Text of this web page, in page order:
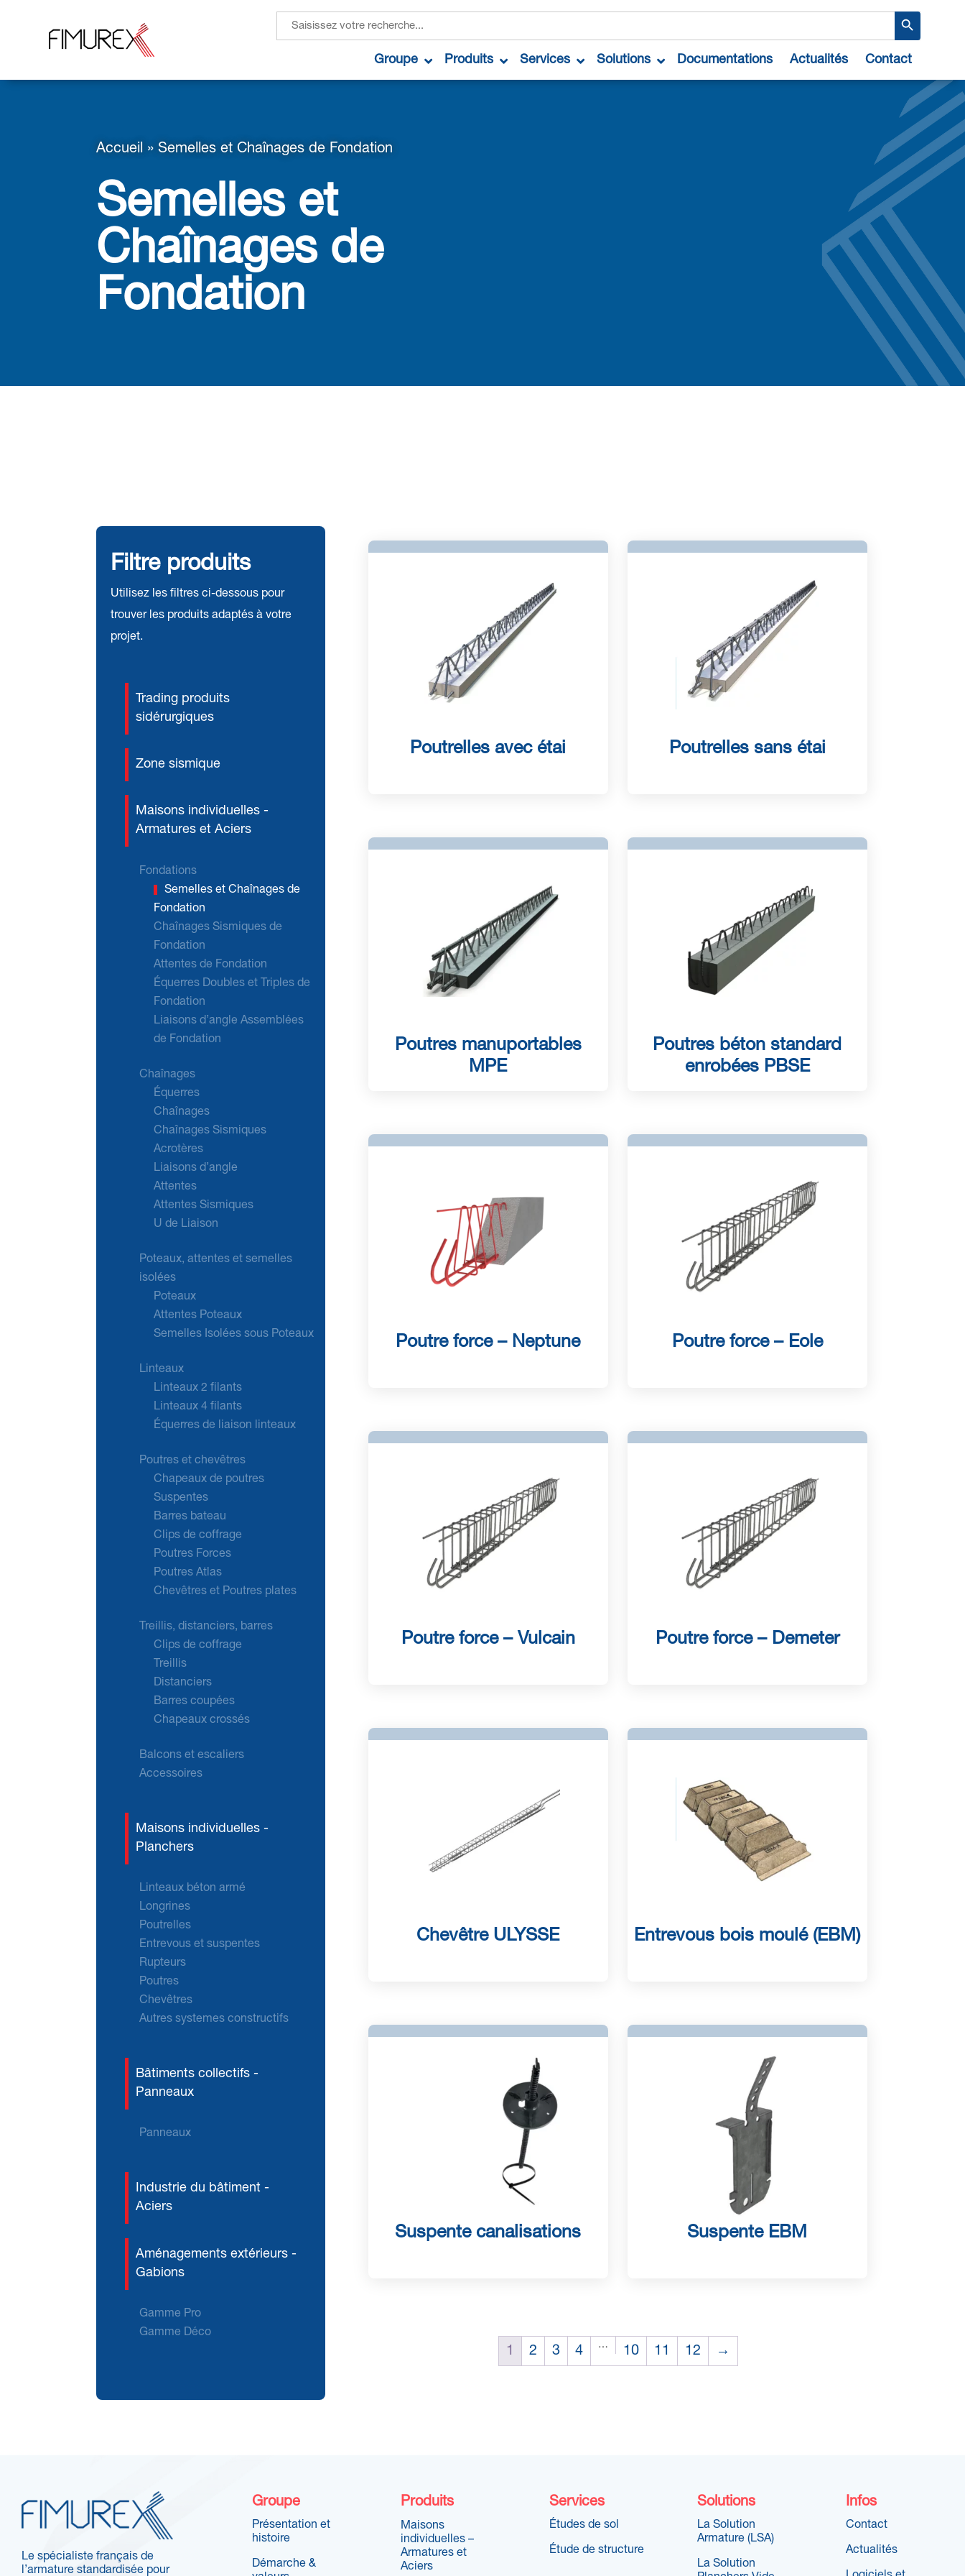
for:
Search Button
Groupe Produits Services Solutions Documentations Actualités Contact
Accueil »Semelles et Chaînages de Fondation
Semelles et
Chaînages de
Fondation
Filtre produits
Utilisez les filtres ci-dessous pour
trouver les produits adaptés à votre
projet.
Trading produits
sidérurgiques
Zone sismique
Maisons individuelles -
Armatures et Aciers
Fondations
Semelles et Chaînages de
Fondation
Chaînages Sismiques de
Fondation
Attentes de Fondation
Équerres Doubles et Triples de
Fondation
Liaisons d’angle Assemblées
de Fondation
Chaînages
Équerres
Chaînages
Chaînages Sismiques
Acrotères
Liaisons d’angle
Attentes
Attentes Sismiques
U de Liaison
Poteaux, attentes et semelles
isolées
Poteaux
Attentes Poteaux
Semelles Isolées sous Poteaux
Linteaux
Linteaux 2 filants
Linteaux 4 filants
Équerres de liaison linteaux
Poutres et chevêtres
Chapeaux de poutres
Suspentes
Barres bateau
Clips de coffrage
Poutres Forces
Poutres Atlas
Chevêtres et Poutres plates
Treillis, distanciers, barres
Clips de coffrage
Treillis
Distanciers
Barres coupées
Chapeaux crossés
Balcons et escaliers
Accessoires
Maisons individuelles -
Planchers
Linteaux béton armé
Longrines
Poutrelles
Entrevous et suspentes
Rupteurs
Poutres
Chevêtres
Autres systemes constructifs
Bâtiments collectifs -
Panneaux
Panneaux
Industrie du bâtiment -
Aciers
Aménagements extérieurs -
Gabions
Gamme Pro
Gamme Déco
Poutrelles avec étai Poutrelles sans étai
Poutres manuportables
MPE
Poutres béton standard
enrobées PBSE
Poutre force – Neptune Poutre force – Eole
Poutre force – Vulcain Poutre force – Demeter
Chevêtre ULYSSE Entrevous bois moulé (EBM)
Suspente canalisations Suspente EBM
1 2 3 4 … 10 11 12 →
Le spécialiste français de
l’armature standardisée pour
Groupe
Présentation et
histoire
Démarche &
Produits
Maisons
individuelles –
Armatures et
Aciers
Services
Études de sol
Étude de structure
Solutions
La Solution
Armature (LSA)
La Solution
Infos
Contact
Actualités